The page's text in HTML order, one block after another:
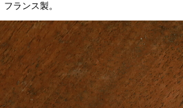
フランス製。